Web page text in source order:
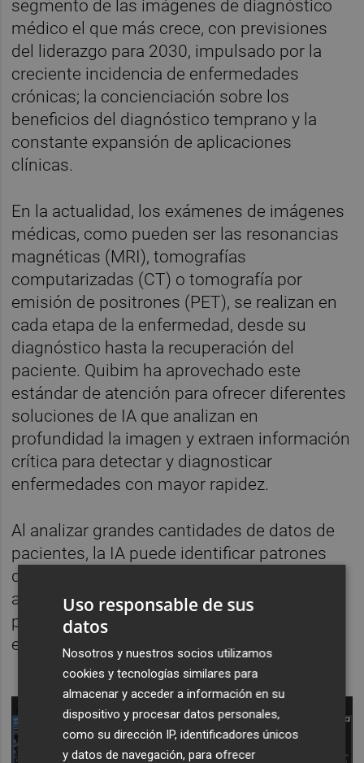
segmento de las imágenes de diagnóstico
médico el que más crece, con previsiones
del liderazgo para 2030, impulsado por la
creciente incidencia de enfermedades
crónicas; la concienciación sobre los
beneficios del diagnóstico temprano y la
constante expansión de aplicaciones
clínicas.
En la actualidad, los exámenes de imágenes
médicas, como pueden ser las resonancias
magnéticas (MRI), tomografías
computarizadas (CT) o tomografía por
emisión de positrones (PET), se realizan en
cada etapa de la enfermedad, desde su
diagnóstico hasta la recuperación del
paciente. Quibim ha aprovechado este
estándar de atención para ofrecer diferentes
soluciones de IA que analizan en
profundidad la imagen y extraen información
crítica para detectar y diagnosticar
enfermedades con mayor rapidez.
Al analizar grandes cantidades de datos de
pacientes, la IA puede identificar patrones
que, de otro modo, pasarían desapercibidos
al ojo clínico facilitando a los médicos una
perspectiva más amplia sobre una
enfermedad o condición en particular.
Uso responsable de sus
datos
Nosotros y nuestros socios utilizamos
cookies y tecnologías similares para
almacenar y acceder a información en su
dispositivo y procesar datos personales,
como su dirección IP, identificadores únicos
y datos de navegación, para ofrecer